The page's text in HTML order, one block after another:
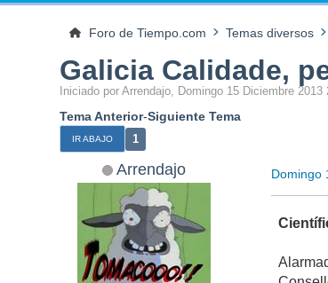
Foro de Tiempo.com Temas diversos
Galicia Calidade,
Iniciado por Arrendajo, Domingo 15 Diciembre 2013
Tema Anterior-Siguiente Tema
IR ABAJO 1
Arrendajo Domingo